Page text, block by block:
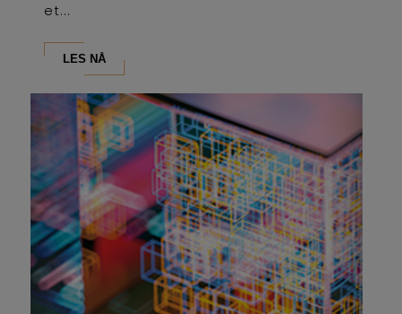
et...
LES NÅ